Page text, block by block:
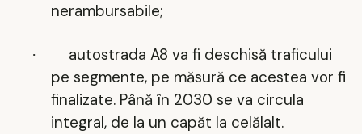
nerambursabile;
·
autostrada A8 va fi deschisă traficului
pe segmente, pe măsură ce acestea vor fi
finalizate. Până în 2030 se va circula
integral, de la un capăt la celălalt.